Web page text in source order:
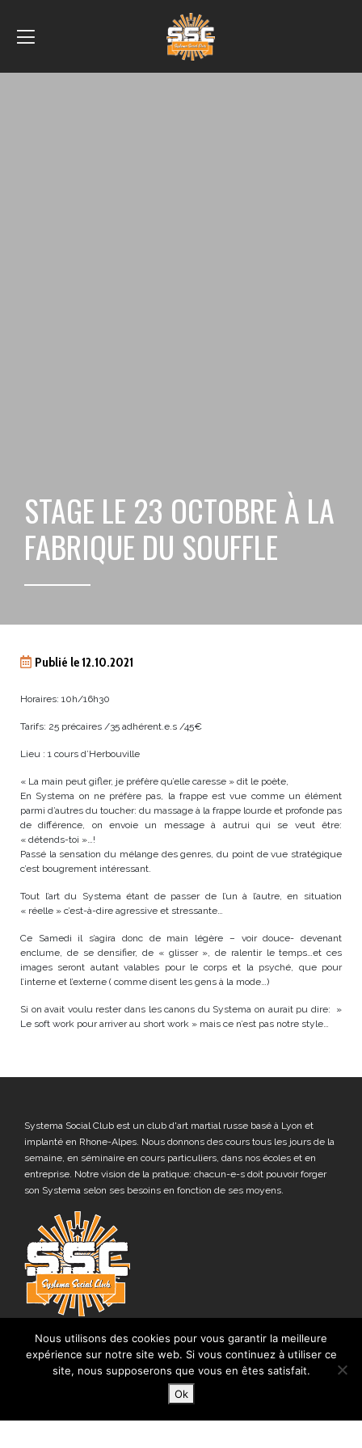
STAGE LE 23 OCTOBRE À LA
FABRIQUE DU SOUFFLE
Publié le 12.10.2021
Horaires: 10h/16h30
Tarifs: 25 précaires /35 adhérent.e.s /45€
Lieu : 1 cours d’Herbouville
« La main peut gifler, je préfère qu’elle caresse » dit le poète,
En Systema on ne préfère pas, la frappe est vue comme un élément
parmi d’autres du toucher: du massage à la frappe lourde et profonde pas
de différence, on envoie un message à autrui qui se veut être:
« détends-toi »…!
Passé la sensation du mélange des genres, du point de vue stratégique
c’est bougrement intéressant.
Tout l’art du Systema étant de passer de l’un à l’autre, en situation
« réelle » c’est-à-dire agressive et stressante…
Ce Samedi il s’agira donc de main légère – voir douce- devenant
enclume, de se densifier, de « glisser », de ralentir le temps…et ces
images seront autant valables pour le corps et la psyché, que pour
l’interne et l’externe ( comme disent les gens à la mode…)
Si on avait voulu rester dans les canons du Systema on aurait pu dire: »
Le soft work pour arriver au short work » mais ce n’est pas notre style…
Systema Social Club est un club d'art martial russe basé à Lyon et
implanté en Rhone-Alpes. Nous donnons des cours tous les jours de la
semaine, en séminaire en cours particuliers, dans nos écoles et en
entreprise. Notre vision de la pratique: chacun-e-s doit pouvoir forger
son Systema selon ses besoins en fonction de ses moyens.
COORDONNÉES
1 cours d'Herbouville
Nous utilisons des cookies pour vous garantir la meilleure
expérience sur notre site web. Si vous continuez à utiliser ce
site, nous supposerons que vous en êtes satisfait.
Ok